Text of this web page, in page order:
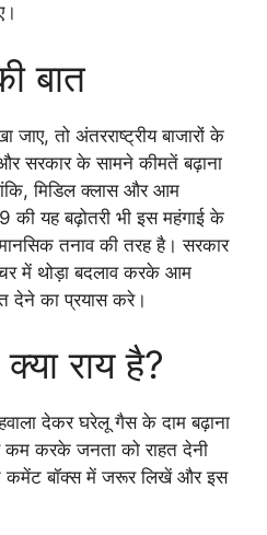
बात
जाए, तो अंतरराष्ट्रीय बाजारों के
सरकार के सामने कीमतें बढ़ाना
मिडिल क्लास और आम
की यह बढ़ोतरी भी इस महंगाई के
तनाव की तरह है। सरकार
में थोड़ा बदलाव करके आम
देने का प्रयास करे।
राय है?
देकर घरेलू गैस के दाम बढ़ाना
कम करके जनता को राहत देनी
कमेंट बॉक्स में जरूर लिखें और इस